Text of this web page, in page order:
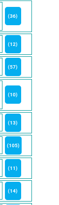
(36)
(12)
(57)
(10)
(13)
(105)
(11)
(14)